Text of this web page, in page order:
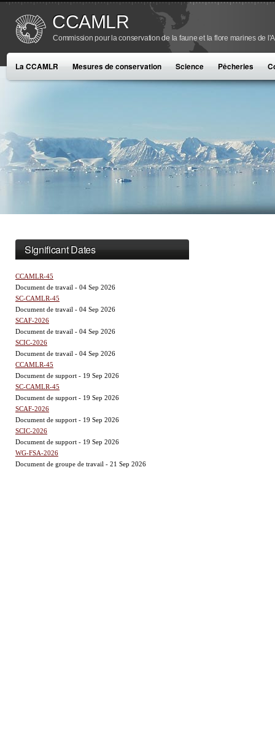
CCAMLR
Commission pour la conservation de la faune et la flore marines de
La CCAMLR Mesures de conservation Science Pêcheries
Significant Dates
CCAMLR-45
Document de travail - 04 Sep 2026
SC-CAMLR-45
Document de travail - 04 Sep 2026
SCAF-2026
Document de travail - 04 Sep 2026
SCIC-2026
Document de travail - 04 Sep 2026
CCAMLR-45
Document de support - 19 Sep 2026
SC-CAMLR-45
Document de support - 19 Sep 2026
SCAF-2026
Document de support - 19 Sep 2026
SCIC-2026
Document de support - 19 Sep 2026
WG-FSA-2026
Document de groupe de travail - 21 Sep 2026